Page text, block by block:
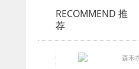
RECOMMEND 推
荐